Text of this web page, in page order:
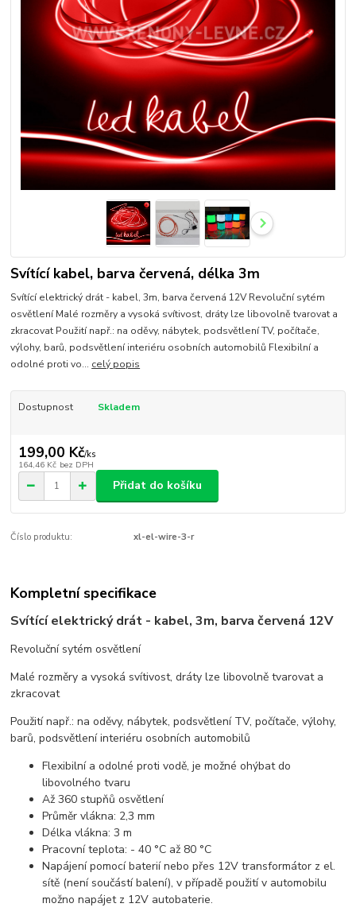
Svítící kabel, barva červená, délka 3m
Svítící elektrický drát - kabel, 3m, barva červená 12V Revoluční sytém
osvětlení Malé rozměry a vysoká svítivost, dráty lze libovolně tvarovat a
zkracovat Použití např.: na oděvy, nábytek, podsvětlení TV, počítače,
výlohy, barů, podsvětlení interiéru osobních automobilů Flexibilní a
odolné proti vo... celý popis
Dostupnost Skladem
199,00 Kč/ks
164,46 Kč bez DPH
Přidat do košíku
Číslo produktu: xl-el-wire-3-r
Kompletní specifikace
Svítící elektrický drát - kabel, 3m, barva červená 12V
Revoluční sytém osvětlení
Malé rozměry a vysoká svítivost, dráty lze libovolně tvarovat a
zkracovat
Použití např.: na oděvy, nábytek, podsvětlení TV, počítače, výlohy,
barů, podsvětlení interiéru osobních automobilů
Flexibilní a odolné proti vodě, je možné ohýbat do
libovolného tvaru
Až 360 stupňů osvětlení
Průměr vlákna: 2,3 mm
Délka vlákna: 3 m
Pracovní teplota: - 40 °C až 80 °C
Napájení pomocí baterií nebo přes 12V transformátor z el.
sítě (není součástí balení), v případě použití v automobilu
možno napájet z 12V autobaterie.